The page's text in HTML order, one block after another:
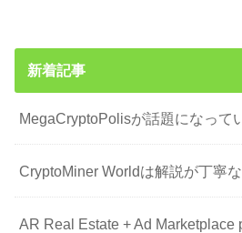
新着記事
MegaCryptоPolisが話題になって
CryptoMiner Worldは解説が丁寧
AR Real Estate + Ad Marketplace